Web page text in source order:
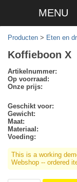
MENU
Producten > Eten en
Koffieboon X
Artikelnummer:
Op voorraad:
Onze prijs:
Geschikt voor:
Gewicht:
Maat:
Materiaal:
Voeding:
This is a working
Webshop -- ordered